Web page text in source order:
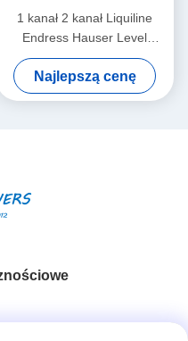
1 kanał 2 kanał Liquiline
Endress Hauser Level
Transmitter CM442-
AAM1A2F010A+AK
Najlepszą cenę